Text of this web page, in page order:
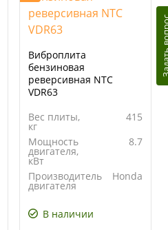
Виброплита
бензиновая
реверсивная NTC
VDR63
Вес плиты,
кг
415
Мощность
двигателя,
кВт
8.7
Производитель
двигателя
Honda
основания
плиты, мм
В наличии